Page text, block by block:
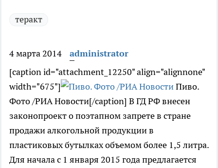
теракт
4 марта 2014
administrator
[caption id="attachment_12250" align="alignnone"
width="675"]
Пиво.
Фото /РИА Новости[/caption] В ГД РФ внесен
законопроект о поэтапном запрете в стране
продажи алкогольной продукции в
пластиковых бутылках объемом более 1,5 литра.
Для начала с 1 января 2015 года предлагается